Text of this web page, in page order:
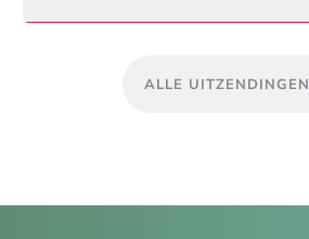
ALLE UITZENDINGEN